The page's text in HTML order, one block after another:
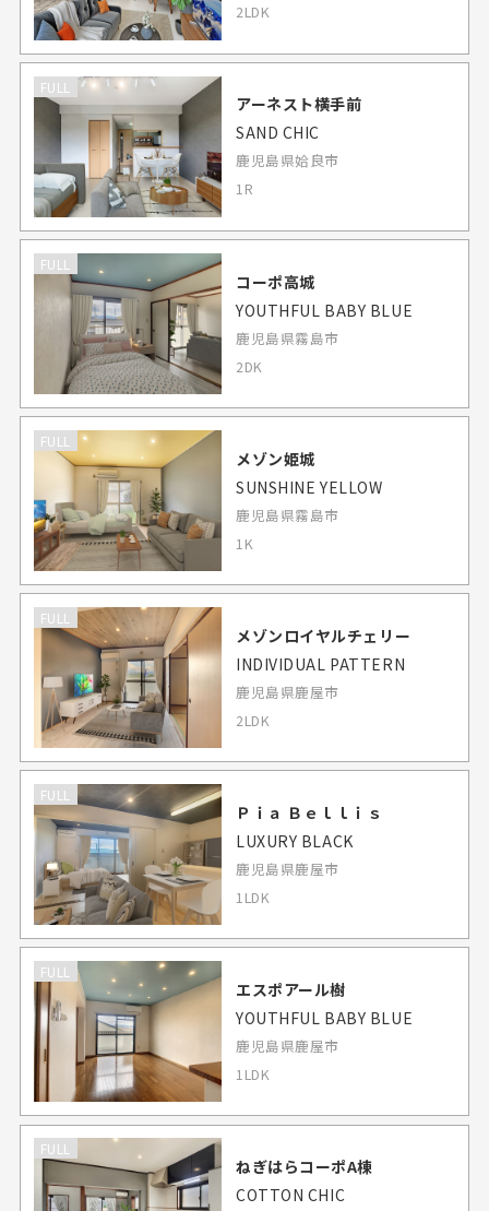
2LDK
FULL
アーネスト横手前
SAND CHIC
鹿児島県姶良市
1R
FULL
コーポ高城
YOUTHFUL BABY BLUE
鹿児島県霧島市
2DK
FULL
メゾン姫城
SUNSHINE YELLOW
鹿児島県霧島市
1K
FULL
メゾンロイヤルチェリー
INDIVIDUAL PATTERN
鹿児島県鹿屋市
2LDK
FULL
Ｐｉａ Ｂｅｌｌｉｓ
LUXURY BLACK
鹿児島県鹿屋市
1LDK
FULL
エスポアール樹
YOUTHFUL BABY BLUE
鹿児島県鹿屋市
1LDK
FULL
ねぎはらコーポA棟
COTTON CHIC